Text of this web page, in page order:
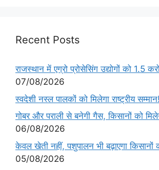
Recent Posts
राजस्थान में एग्रो प्रोसेसिंग उद्योगों को 1.5
07/08/2026
स्वदेशी नस्ल पालकों को मिलेगा राष्ट्रीय सम्मान!
गोबर और पराली से बनेगी गैस, किसानों को
06/08/2026
केवल खेती नहीं, पशुपालन भी बढ़ाएगा किसानों
05/08/2026